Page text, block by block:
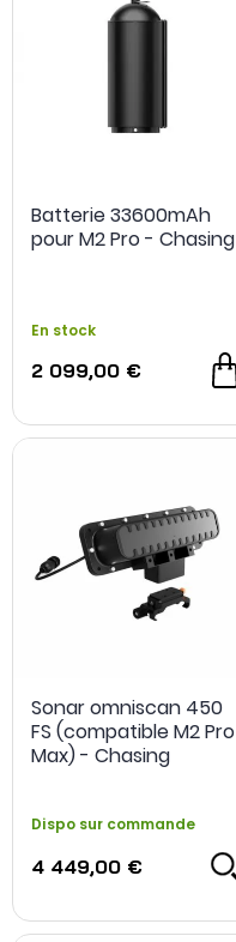
Batterie 33600mAh
pour M2 Pro - Chasing
En stock
2 099,00 €
Sonar omniscan 450
FS (compatible M2 Pro
Max) - Chasing
Dispo sur commande
4 449,00 €